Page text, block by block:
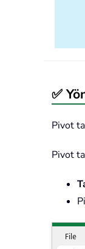
✅
Pivot
Pivot